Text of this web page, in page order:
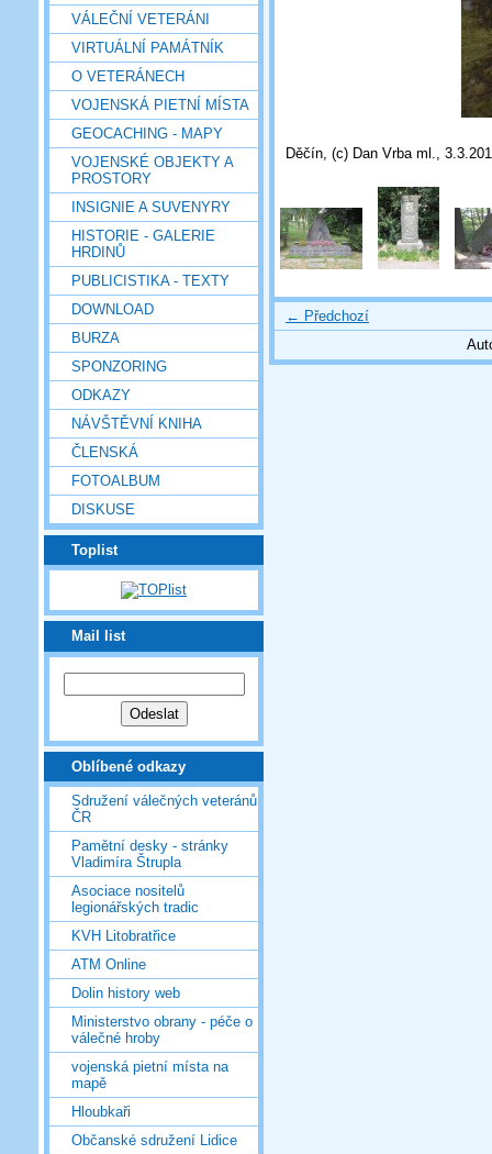
VÁLEČNÍ VETERÁNI
VIRTUÁLNÍ PAMÁTNÍK
O VETERÁNECH
VOJENSKÁ PIETNÍ MÍSTA
GEOCACHING - MAPY
VOJENSKÉ OBJEKTY A
PROSTORY
INSIGNIE A SUVENYRY
HISTORIE - GALERIE
HRDINŮ
PUBLICISTIKA - TEXTY
DOWNLOAD
BURZA
SPONZORING
ODKAZY
NÁVŠTĚVNÍ KNIHA
ČLENSKÁ
FOTOALBUM
DISKUSE
Toplist
Mail list
Oblíbené odkazy
Sdružení válečných veteránů
ČR
Pamětní desky - stránky
Vladimíra Štrupla
Asociace nositelů
legionářských tradic
KVH Litobratřice
ATM Online
Dolin history web
Ministerstvo obrany - péče o
válečné hroby
vojenská pietní místa na
mapě
Hloubkaři
Občanské sdružení Lidice
Děčín, (c) Dan Vrba ml.,
← Předchozí